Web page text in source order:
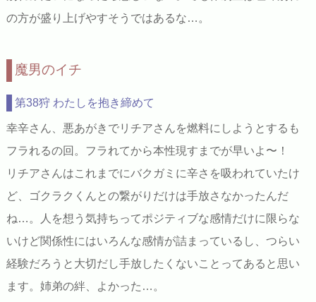
の方が盛り上げやすそうではあるな…。
魔男のイチ
第38狩 わたしを抱き締めて
幸辛さん、悪あがきでリチアさんを燃料にしようとするも
フラれるの回。フラれてから本性現すまでが早いよ〜！
リチアさんはこれまでにバクガミに辛さを吸われていたけ
ど、ゴクラクくんとの繋がりだけは手放さなかったんだ
ね…。人を想う気持ちってポジティブな感情だけに限らな
いけど関係性にはいろんな感情が詰まっているし、つらい
経験だろうと大切だし手放したくないことってあると思い
ます。姉弟の絆、よかった…。